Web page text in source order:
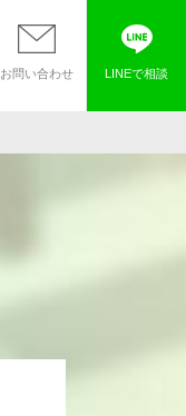
お問い合わせ LINEで相談